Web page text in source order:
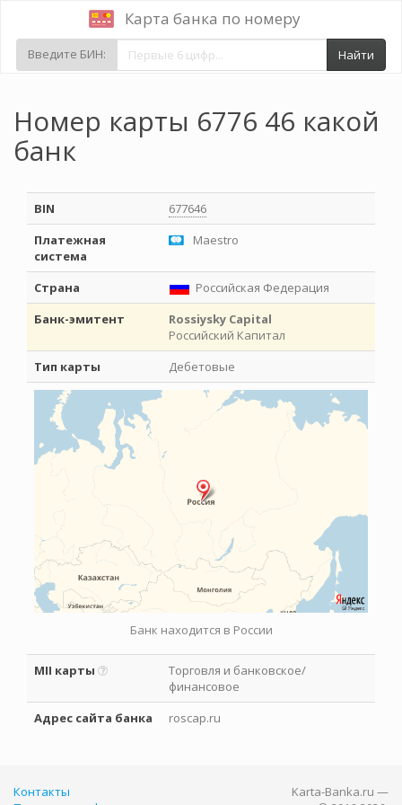
Карта банка по номеру
Введите БИН: Найти
Номер карты 6776 46 какой
банк
BIN
677646
Платежная
система
Maestro
Страна
Российская Федерация
Банк-эмитент
Rossiysky Capital
Российский Капитал
Тип карты
Дебетовые
Банк находится в России
MII карты
Торговля и банковское/
финансовое
Адрес сайта банка
roscap.ru
Контакты
Karta-Banka.ru —